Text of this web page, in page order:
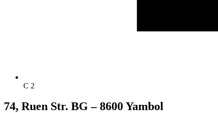
C 2
74, Ruen Str. BG – 8600 Yambol